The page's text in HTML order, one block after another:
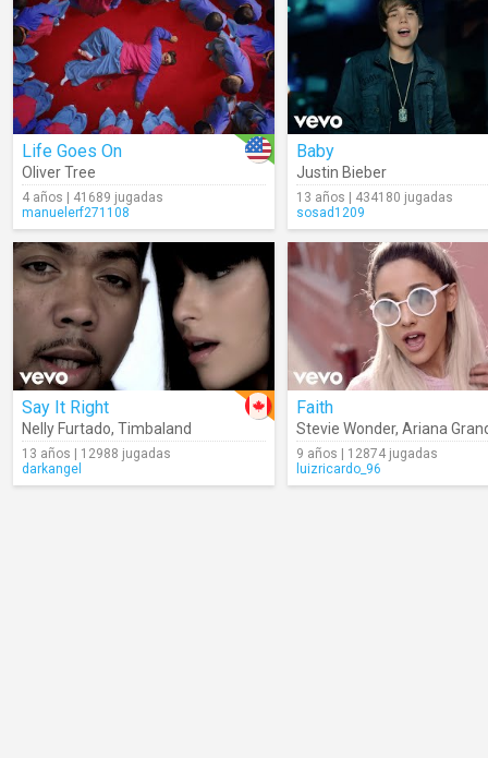
Life Goes On
Oliver Tree
4 años | 41689 jugadas
manuelerf271108
Baby
Justin Bieber
13 años | 434180 jugadas
sosad1209
Say It Right
Nelly Furtado, Timbaland
13 años | 12988 jugadas
darkangel
Faith
Stevie Wonder, Ariana
9 años | 12874 jugadas
luizricardo_96